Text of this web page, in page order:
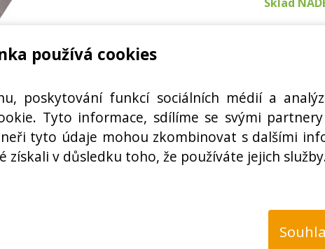
používá cookies
poskytování funkcí sociálních médií a
Tyto informace, sdílíme se svými
tyto údaje mohou zkombinovat s dalšími
získali v důsledku toho, že používáte jejich
- BPX2-69L - 32026853,
Cena bez DPH: